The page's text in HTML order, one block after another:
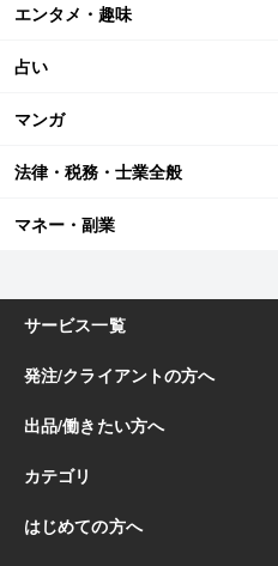
エンタメ・趣味
占い
マンガ
法律・税務・士業全般
マネー・副業